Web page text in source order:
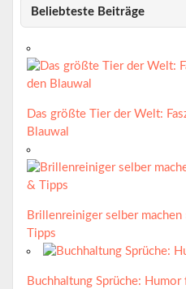
Beliebteste Beiträge
Das größte Tier der Welt:
Blauwal
Brillenreiniger selber
Tipps
Buchhaltung Sprüche: Humor